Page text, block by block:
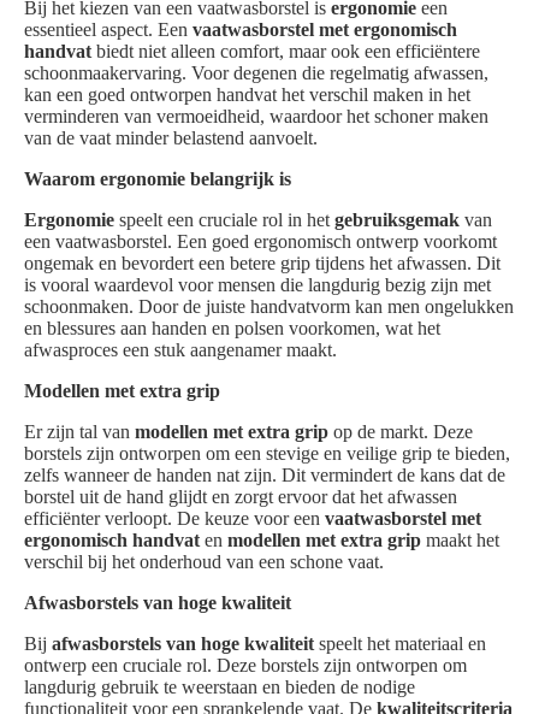
Bij het kiezen van een vaatwasborstel is ergonomie een
essentieel aspect. Een vaatwasborstel met ergonomisch
handvat biedt niet alleen comfort, maar ook een efficiëntere
schoonmaakervaring. Voor degenen die regelmatig afwassen,
kan een goed ontworpen handvat het verschil maken in het
verminderen van vermoeidheid, waardoor het schoner maken
van de vaat minder belastend aanvoelt.
Waarom ergonomie belangrijk is
Ergonomie speelt een cruciale rol in het gebruiksgemak van
een vaatwasborstel. Een goed ergonomisch ontwerp voorkomt
ongemak en bevordert een betere grip tijdens het afwassen. Dit
is vooral waardevol voor mensen die langdurig bezig zijn met
schoonmaken. Door de juiste handvatvorm kan men ongelukken
en blessures aan handen en polsen voorkomen, wat het
afwasproces een stuk aangenamer maakt.
Modellen met extra grip
Er zijn tal van modellen met extra grip op de markt. Deze
borstels zijn ontworpen om een stevige en veilige grip te bieden,
zelfs wanneer de handen nat zijn. Dit vermindert de kans dat de
borstel uit de hand glijdt en zorgt ervoor dat het afwassen
efficiënter verloopt. De keuze voor een vaatwasborstel met
ergonomisch handvat en modellen met extra grip maakt het
verschil bij het onderhoud van een schone vaat.
Afwasborstels van hoge kwaliteit
Bij afwasborstels van hoge kwaliteit speelt het materiaal en
ontwerp een cruciale rol. Deze borstels zijn ontworpen om
langdurig gebruik te weerstaan en bieden de nodige
functionaliteit voor een sprankelende vaat. De kwaliteitscriteria